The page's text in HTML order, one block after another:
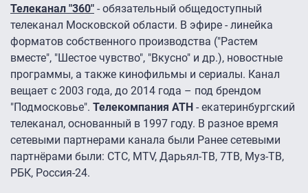
Телеканал "360" - обязательный общедоступный
телеканал Московской области. В эфире - линейка
форматов собственного производства ("Растем
вместе", "Шестое чувство", "Вкусно" и др.), новостные
программы, а также кинофильмы и сериалы. Канал
вещает с 2003 года, до 2014 года – под брендом
"Подмосковье". Телекомпания АТН - екатеринбургский
телеканал, основанный в 1997 году. В разное время
сетевыми партнерами канала были Ранее сетевыми
партнёрами были: СТС, MTV, Дарьял-ТВ, 7ТВ, Муз-ТВ,
РБК, Россия-24.